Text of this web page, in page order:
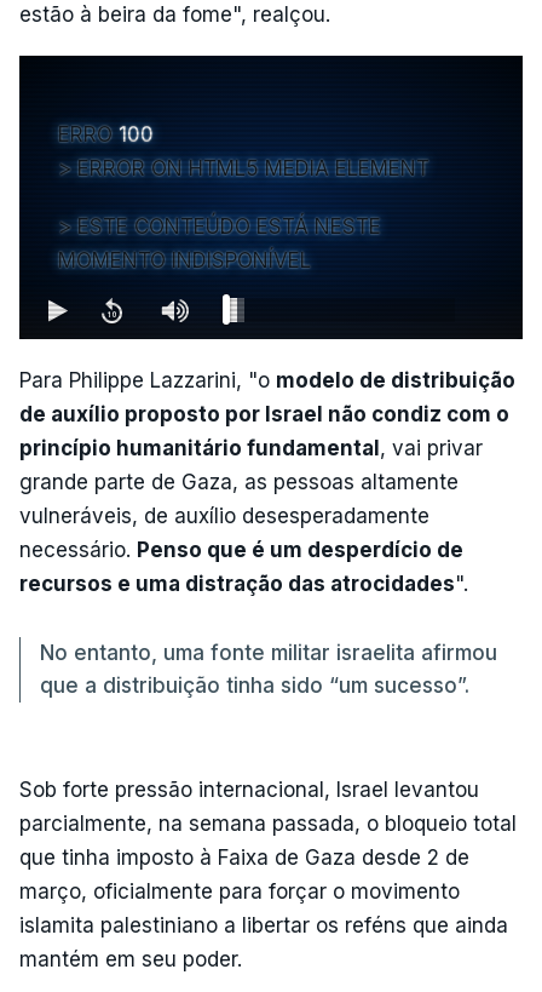
estão à beira da fome", realçou.
ERRO 100
ERROR ON HTML5 MEDIA ELEMENT
ESTE CONTEÚDO ESTÁ NESTE
MOMENTO INDISPONÍVEL
Para Philippe Lazzarini, "o modelo de distribuição
de auxílio proposto por Israel não condiz com o
princípio humanitário fundamental, vai privar
grande parte de Gaza, as pessoas altamente
vulneráveis, de auxílio desesperadamente
necessário. Penso que é um desperdício de
recursos e uma distração das atrocidades".
No entanto, uma fonte militar israelita afirmou
que a distribuição tinha sido “um sucesso”.
Sob forte pressão internacional, Israel levantou
parcialmente, na semana passada, o bloqueio total
que tinha imposto à Faixa de Gaza desde 2 de
março, oficialmente para forçar o movimento
islamita palestiniano a libertar os reféns que ainda
mantém em seu poder.